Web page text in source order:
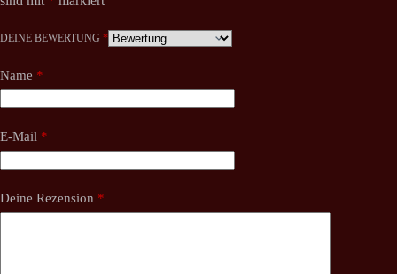
DEINE BEWERTUNG *
Name *
E-Mail *
Deine Rezension *